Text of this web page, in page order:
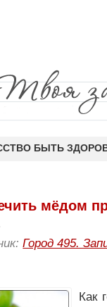
БЫТЬ
мёдом
Город 495.
Как